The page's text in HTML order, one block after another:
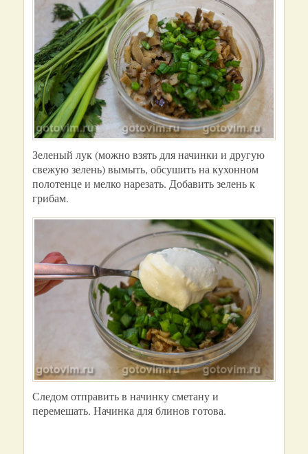
Зеленый лук (можно взять для начинки и другую
свежую зелень) вымыть, обсушить на кухонном
полотенце и мелко нарезать. Добавить зелень к
грибам.
Следом отправить в начинку сметану и
перемешать. Начинка для блинов готова.